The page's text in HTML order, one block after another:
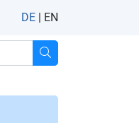
DE | EN